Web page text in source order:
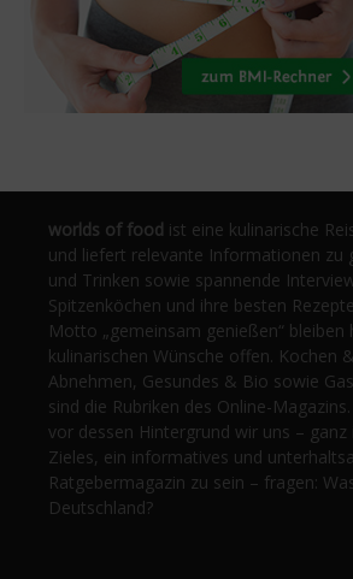
worlds of food ist eine kulinarische
und liefert relevante Informationen zu
und Trinken sowie spannende
Spitzenköchen und ihre besten
Motto „gemeinsam genießen“ bleiben
kulinarischen Wünsche offen. Kochen
Abnehmen, Gesundes & Bio sowie
sind die Rubriken des Online-
vor dessen Hintergrund wir uns – ganz
Zieles, ein informatives und
Ratgebermagazin zu sein – fragen:
Deutschland?